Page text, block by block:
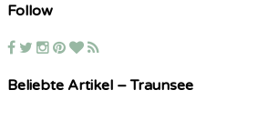
Follow
Beliebte Artikel – Traunsee